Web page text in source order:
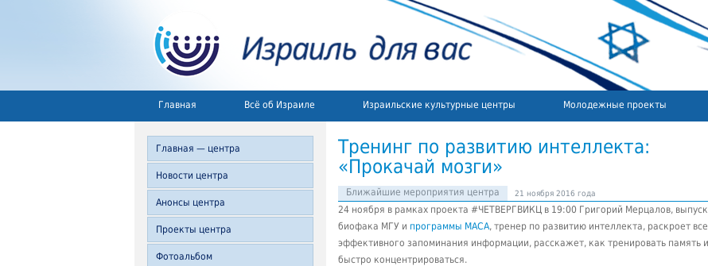
Главная Всё об Израиле Израильские культурные центры Молодежные проекты
Главная — центра
Новости центра
Анонсы центра
Проекты центра
Фотоальбом
Тренинг по развитию интеллекта:
«Прокачай мозги»
Ближайшие мероприятия центра 21 ноября 2016 года
24 ноября в рамках проекта #ЧЕТВЕРГВИКЦ в 19:00 Григорий Мерцалов,
биофака МГУ и программы МАСА, тренер по развитию интеллекта, раскроет
эффективного запоминания информации, расскажет, как тренировать память
быстро концентрироваться.